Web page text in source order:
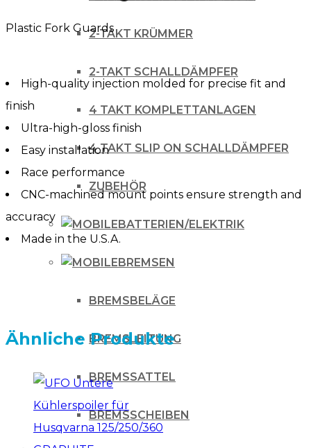
2-TAKT KRÜMMER
2-TAKT SCHALLDÄMPFER
4 TAKT KOMPLETTANLAGEN
4 TAKT SLIP ON SCHALLDÄMPFER
ZUBEHÖR
BATTERIEN/ELEKTRIK
BREMSEN
BREMSBELÄGE
BREMSLEITUNG
BREMSSATTEL
BREMSSCHEIBEN
Plastic Fork Guards
High-quality injection molded for precise fit and
finish
Ultra-high-gloss finish
Easy installation
Race performance
CNC-machined mount points ensure strength and
accuracy
Made in the U.S.A.
Ähnliche Produkte